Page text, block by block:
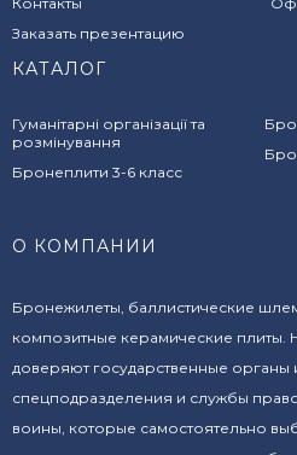
Заказать презентацию
КАТАЛОГ
Гуманітарні організації та
розмінування
Бронеплити 3-6 класс
О КОМПАНИИ
Бронежилеты, баллистические
композитные керамические
доверяют государственные органы
спецподразделения и службы
воины, которые самостоятельно